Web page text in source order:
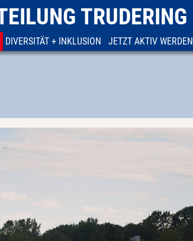
TRUDERING
DIVERSITÄT + INKLUSION JETZT AKTIV WERDEN